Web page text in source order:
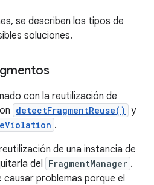
se describen los tipos de
soluciones.
con la reutilización de
detectFragmentReuse() y
.
de una instancia de
del FragmentManager .
problemas porque el